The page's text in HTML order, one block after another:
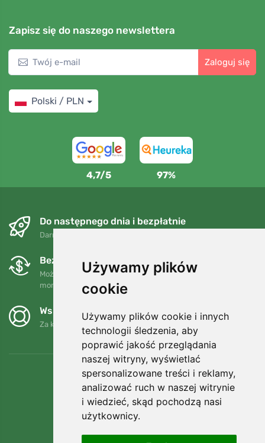
Używamy plików
cookie
Używamy plików cookie i innych
technologii śledzenia, aby
poprawić jakość przeglądania
naszej witryny, wyświetlać
spersonalizowane treści i reklamy,
analizować ruch w naszej witrynie
i wiedzieć, skąd pochodzą nasi
użytkownicy.
Zapisz się do naszego newslettera
Zaloguj się
Polski / PLN
4,7/5 97%
Do następnego dnia i bezpłatnie
Darmowa wysyłka dla zamówień powyżej 250 PLN
Bezpłatne wymiany i zwroty
Możesz zwrócić lub wymienić swoje zamówienie w dowolnym
momencie w ciągu 90 dni.
Wspieramy Trees.org
Za każde zamówienie sadzimy drzewo! Czytaj więcej